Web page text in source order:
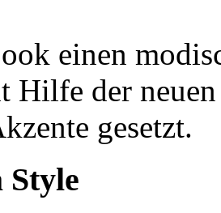
einen
Hilfe der
gesetzt.
Style